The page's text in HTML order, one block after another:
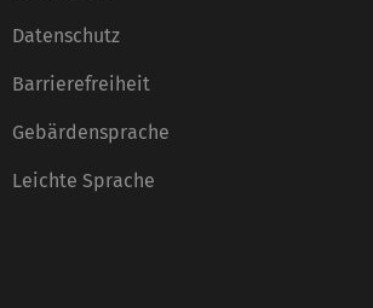
Datenschutz
Barrierefreiheit
Gebärdensprache
Leichte Sprache